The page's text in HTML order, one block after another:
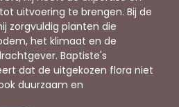
uitvoering te brengen. Bij de
zorgvuldig planten die
het klimaat en de
Baptiste's
dat de uitgekozen flora niet
duurzaam en